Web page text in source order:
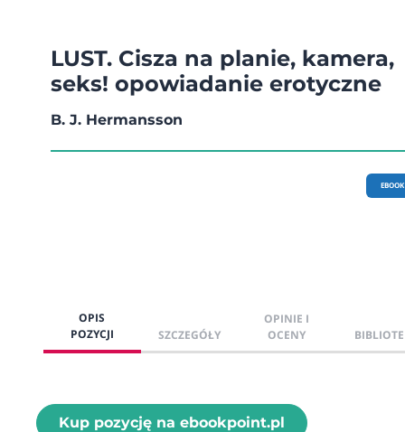
LUST. Cisza na planie, kamera,
seks! opowiadanie erotyczne
B. J. Hermansson
EBOOK
OPIS
POZYCJI
SZCZEGÓŁY
OPINIE I
OCENY
Kup pozycję na ebookpoint.pl